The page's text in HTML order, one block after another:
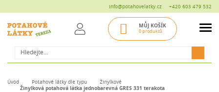
info@potahovelatky.cz +420 603 479 532
Hledat
MŮJ KOŠÍK
0 produktů
Úvod Potahové látky dle typu Žinylkové
Žinylková potahová látka jednobarevná GRES 331 terakota